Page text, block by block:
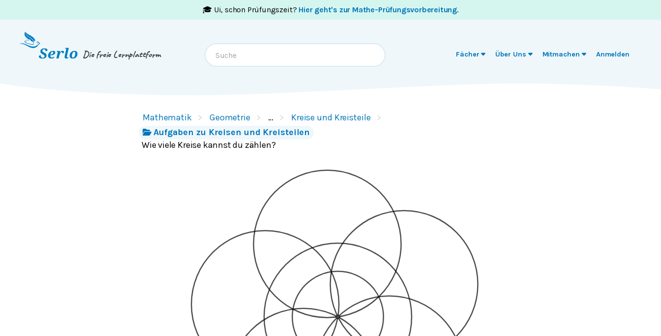
🎓 Ui, schon Prüfungszeit? Hier geht's zur Mathe-Prüfungsvorbereitung.
Die freie Lernplattform Fächer Über Uns Mitmachen Anmelden
Mathematik Geometrie …
Kreise und Kreisteile
Aufgaben zu Kreisen und Kreisteilen
Wie viele Kreise kannst du zählen?